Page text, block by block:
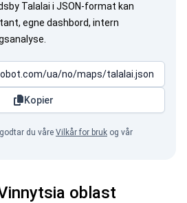
Talalai i JSON-format kan
egne dashbord, intern
Kopier
du våre Vilkår for bruk og vår
oblast